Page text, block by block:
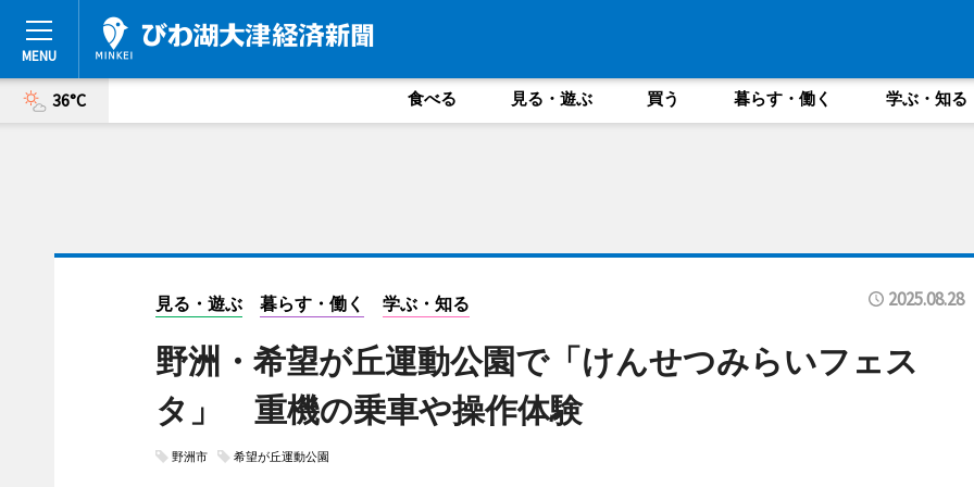
36°C 食べる 見る・遊ぶ 買う 暮らす・働く 学ぶ・知る
見る・遊ぶ 暮らす・働く 学ぶ・知る 2025.08.28
野洲・希望が丘運動公園で「けんせつみらいフェス
タ」 重機の乗車や操作体験
野洲市 希望が丘運動公園